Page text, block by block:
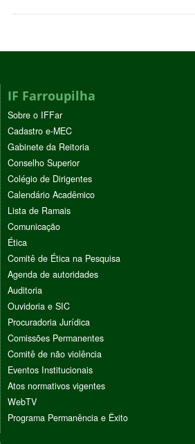
IF Farroupilha
Sobre o IFFar
Cadastro e-MEC
Gabinete da Reitoria
Conselho Superior
Colégio de Dirigentes
Calendário Acadêmico
Lista de Ramais
Comunicação
Ética
Comitê de Ética na Pesquisa
Agenda de autoridades
Auditoria
Ouvidoria e SIC
Procuradoria Jurídica
Comissões Permanentes
Comitê de não violência
Eventos Institucionais
Atos normativos vigentes
WebTV
Programa Permanência e Êxito